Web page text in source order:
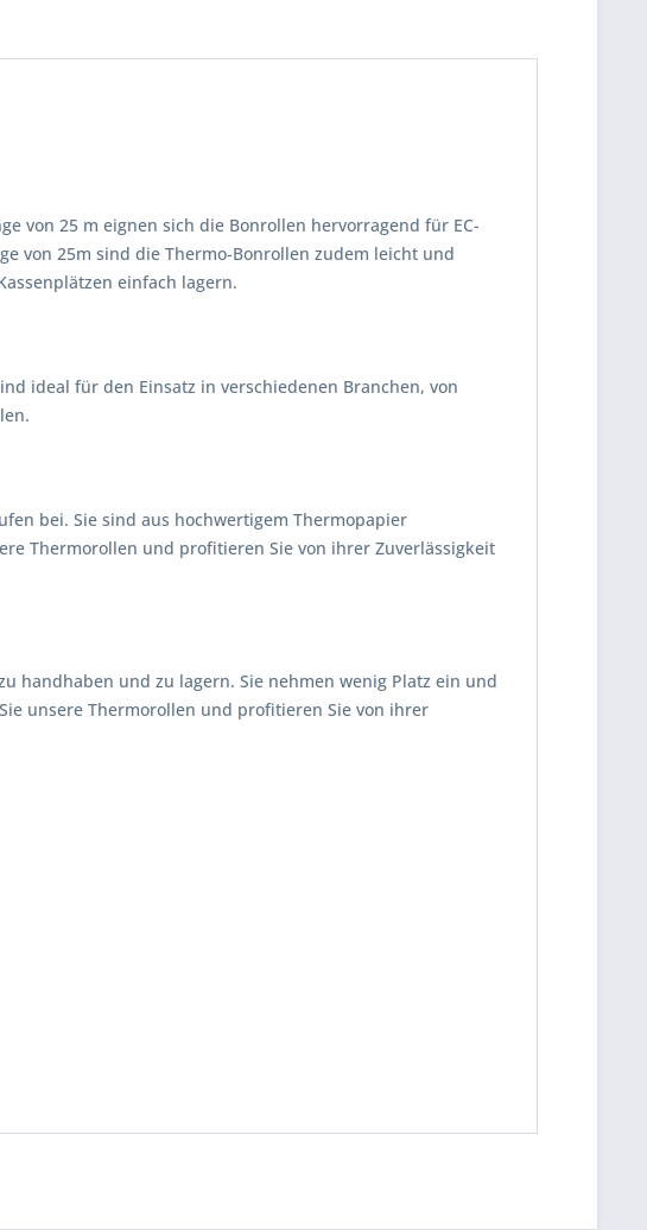
von 25 m eignen sich die Bonrollen hervorragend für EC-
von 25m sind die Thermo-Bonrollen zudem leicht und
einfach lagern.
ideal für den Einsatz in verschiedenen Branchen, von
bei. Sie sind aus hochwertigem Thermopapier
Thermorollen und profitieren Sie von ihrer Zuverlässigkeit
handhaben und zu lagern. Sie nehmen wenig Platz ein und
unsere Thermorollen und profitieren Sie von ihrer